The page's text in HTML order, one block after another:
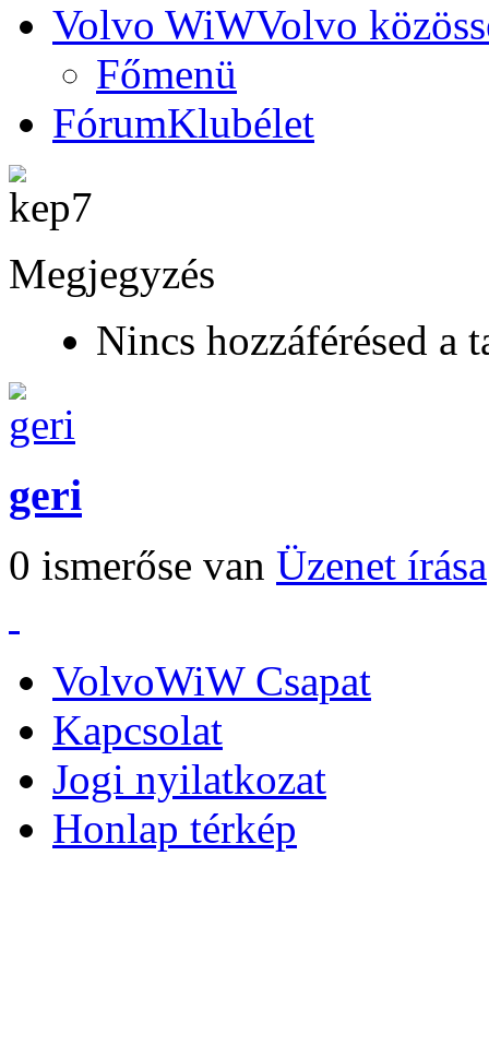
Volvo WiWVolvo
Főmenü
FórumKlubélet
Megjegyzés
Nincs hozzáférésed a
geri
0 ismerőse van Üzenet írása
VolvoWiW Csapat
Kapcsolat
Jogi nyilatkozat
Honlap térkép